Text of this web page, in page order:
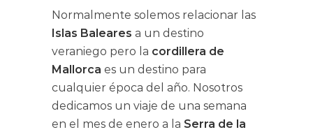
Normalmente solemos relacionar las
Islas Baleares a un destino
veraniego pero la cordillera de
Mallorca es un destino para
cualquier época del año. Nosotros
dedicamos un viaje de una semana
en el mes de enero a la Serra de la